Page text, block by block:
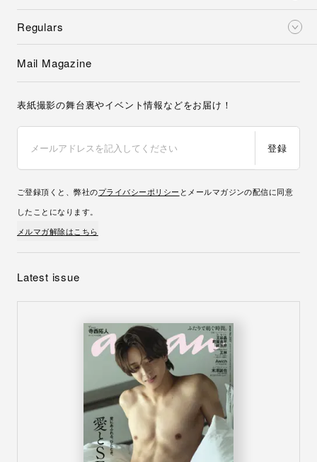
Regulars
Mail Magazine
表紙撮影の舞台裏やイベント情報などをお届け！
登録
ご登録頂くと、弊社のプライバシーポリシー とメールマガジンの配信に同意
したことになります。
メルマガ解除はこちら
Latest issue